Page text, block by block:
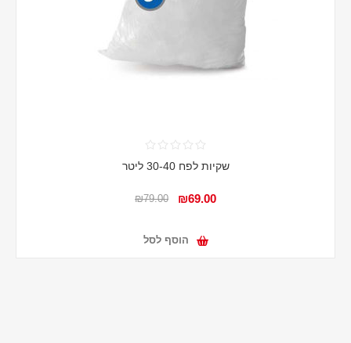
שקיות לפח 30-40 ליטר
₪69.00
₪79.00
הוסף לסל